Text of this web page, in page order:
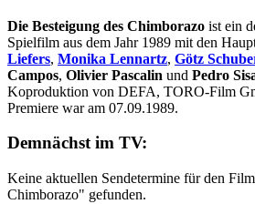
Die Besteigung des Chimborazo ist ein
Spielfilm aus dem Jahr 1989 mit den
Liefers, Monika Lennartz, Götz
Campos, Olivier Pascalin und Pedro
Koproduktion von DEFA, TORO-Film
Premiere war am 07.09.1989.
Demnächst im TV:
Keine aktuellen Sendetermine für den
Chimborazo" gefunden.